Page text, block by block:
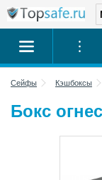
Сейфы Кэшбоксы
Бокс